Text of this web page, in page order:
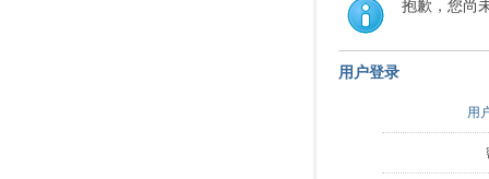
抱歉，您尚
用户登录
用